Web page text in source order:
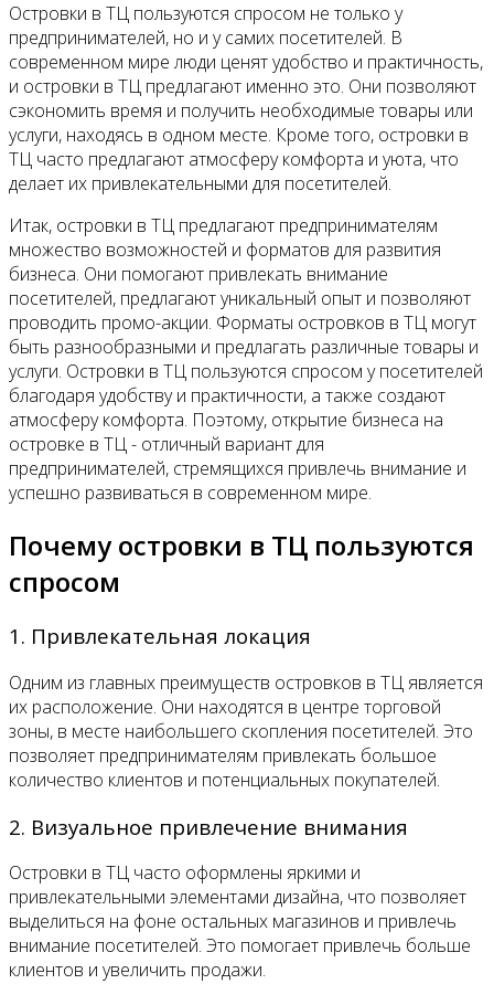
Островки в ТЦ пользуются спросом не только у
предпринимателей, но и у самих посетителей. В
современном мире люди ценят удобство и практичность,
и островки в ТЦ предлагают именно это. Они позволяют
сэкономить время и получить необходимые товары или
услуги, находясь в одном месте. Кроме того, островки в
ТЦ часто предлагают атмосферу комфорта и уюта, что
делает их привлекательными для посетителей.
Итак, островки в ТЦ предлагают предпринимателям
множество возможностей и форматов для развития
бизнеса. Они помогают привлекать внимание
посетителей, предлагают уникальный опыт и позволяют
проводить промо-акции. Форматы островков в ТЦ могут
быть разнообразными и предлагать различные товары и
услуги. Островки в ТЦ пользуются спросом у посетителей
благодаря удобству и практичности, а также создают
атмосферу комфорта. Поэтому, открытие бизнеса на
островке в ТЦ - отличный вариант для
предпринимателей, стремящихся привлечь внимание и
успешно развиваться в современном мире.
Почему островки в ТЦ пользуются
спросом
1. Привлекательная локация
Одним из главных преимуществ островков в ТЦ является
их расположение. Они находятся в центре торговой
зоны, в месте наибольшего скопления посетителей. Это
позволяет предпринимателям привлекать большое
количество клиентов и потенциальных покупателей.
2. Визуальное привлечение внимания
Островки в ТЦ часто оформлены яркими и
привлекательными элементами дизайна, что позволяет
выделиться на фоне остальных магазинов и привлечь
внимание посетителей. Это помогает привлечь больше
клиентов и увеличить продажи.